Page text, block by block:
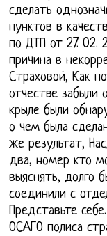
сделать
пунктов в
по ДТП от 27. 02.
причина в
Страховой, Как
отчестве забыли
крыле были
о чем была
же результат,
два, номер кто
выяснять, долго
соединили с
Представьте
ОСАГО полиса